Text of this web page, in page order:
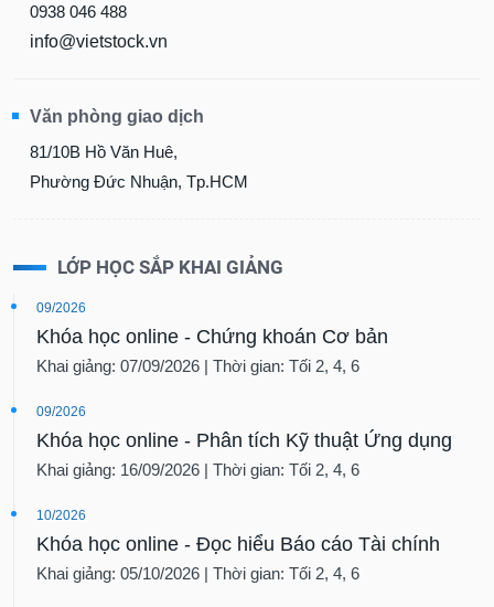
0938 046 488
info@vietstock.vn
Văn phòng giao dịch
81/10B Hồ Văn Huê,
Phường Đức Nhuận, Tp.HCM
LỚP HỌC SẮP KHAI GIẢNG
09/2026
Khóa học online - Chứng khoán Cơ bản
Khai giảng: 07/09/2026 | Thời gian: Tối 2, 4, 6
09/2026
Khóa học online - Phân tích Kỹ thuật Ứng dụng
Khai giảng: 16/09/2026 | Thời gian: Tối 2, 4, 6
10/2026
Khóa học online - Đọc hiểu Báo cáo Tài chính
Khai giảng: 05/10/2026 | Thời gian: Tối 2, 4, 6